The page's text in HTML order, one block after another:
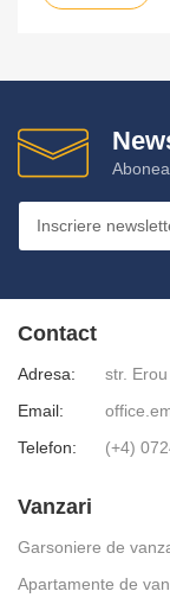
Contact
Adresa:
str.
Email:
Telefon:
(+4)
Vanzari
Garsoniere de
Apartamente de